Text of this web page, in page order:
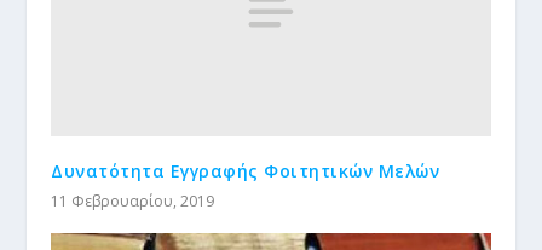
Δυνατότητα Εγγραφής Φοιτητικών Μελών
11 Φεβρουαρίου, 2019